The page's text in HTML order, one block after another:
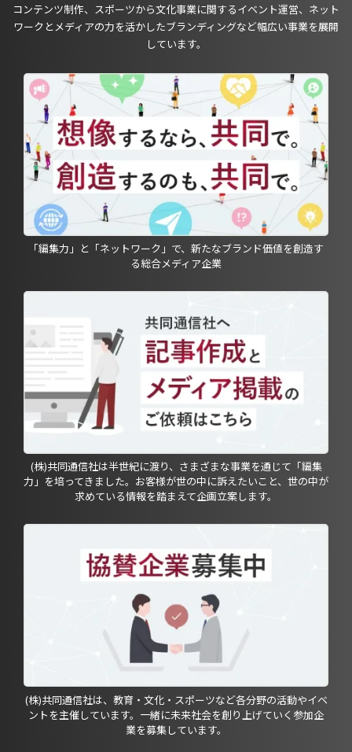
コンテンツ制作、スポーツから文化事業に関するイベント運営、ネット
ワークとメディアの力を活かしたブランディングなど幅広い事業を展開
しています。
「編集力」と「ネットワーク」で、新たなブランド価値を創造す
る総合メディア企業
(株)共同通信社は半世紀に渡り、さまざまな事業を通じて「編集
力」を培ってきました。お客様が世の中に訴えたいこと、世の中が
求めている情報を踏まえて企画立案します。
(株)共同通信社は、教育・文化・スポーツなど各分野の活動やイベ
ントを主催しています。一緒に未来社会を創り上げていく参加企
業を募集しています。